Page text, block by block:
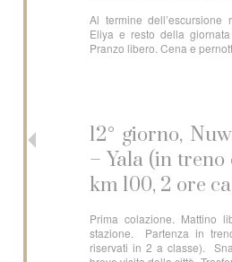
Al termine
Eliya e resto della
Pranzo libero. Cena e
12° giorno,
– Yala (in
km 100, 2 ore
Prima colazione. Mattino
stazione. Partenza in
riservati in 2 a classe).